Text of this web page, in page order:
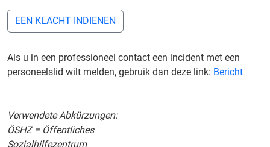
EEN KLACHT INDIENEN
Als u in een professioneel contact een incident met een
personeelslid wilt melden, gebruik dan deze link: Bericht
Verwendete Abkürzungen:
ÖSHZ = Öffentliches
Sozialhilfezentrum